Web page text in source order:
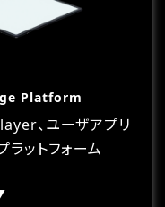
Platform
、ユーザアプリ
ットフォーム